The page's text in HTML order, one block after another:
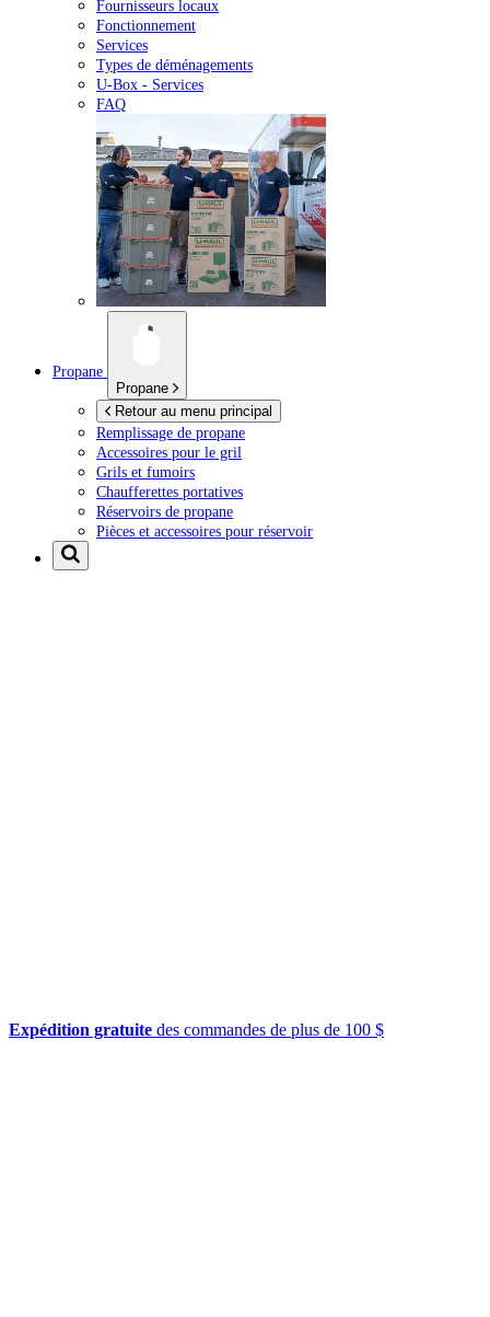
Fournisseurs locaux
Fonctionnement
Services
Types de déménagements
U-Box - Services
FAQ
Propane
Propane
Retour au menu principal
Remplissage de propane
Accessoires pour le gril
Grils et fumoirs
Chaufferettes portatives
Réservoirs de propane
Pièces et accessoires pour réservoir
Expédition gratuite des commandes de plus de 100 $